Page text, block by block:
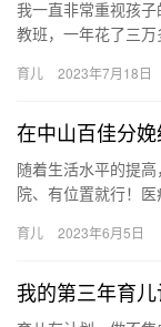
我一直非常重视孩
教班，一年花了三
问题…
育儿 2023年7月18日
在中山百佳分娩
随着生活水平的提
院、有位置就行！
高，很多…
育儿 2023年6月5日
我的第三年育